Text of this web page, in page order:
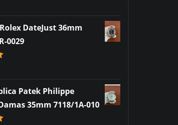
DateJust 36mm
0029
Patek Philippe
35mm 7118/1A-010